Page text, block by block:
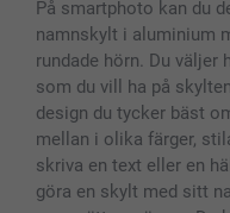
Fotoalmanackor &
Fotoramar & Tillbehör
Presentkort
Alla fotoprodukter
Investor Relations
Status på beställningar
På smartphoto kan du
namnskylt i aluminium
rundade hörn. Du
som du vill ha på
design du tycker bäst
mellan i olika färger,
skriva en text eller en
göra en skylt med sitt